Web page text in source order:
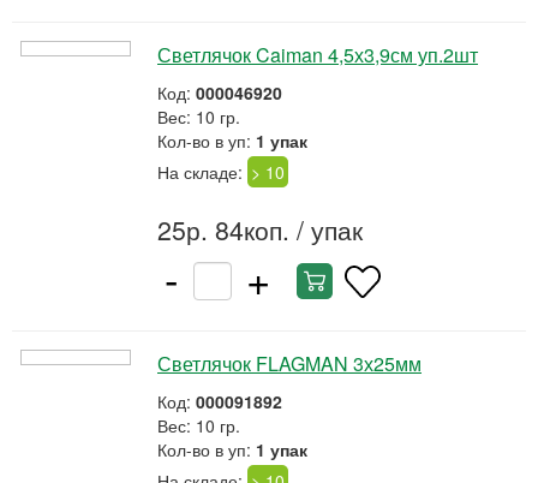
Светлячок Caiman 4,5х3,9см уп.2шт
Код: 000046920
Вес: 10 гр.
Кол-во в уп: 1 упак
На складе: > 10
25р. 84коп. / упак
- +
Светлячок FLAGMAN 3х25мм
Код: 000091892
Вес: 10 гр.
Кол-во в уп: 1 упак